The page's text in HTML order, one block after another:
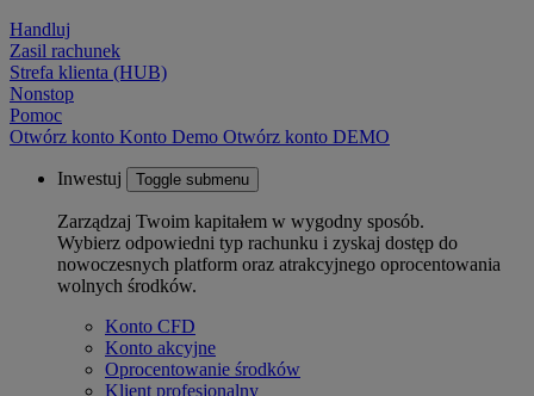
Handluj
Zasil rachunek
Strefa klienta (HUB)
Nonstop
Pomoc
Otwórz konto Konto Demo Otwórz konto DEMO
Inwestuj Toggle submenu
Zarządzaj Twoim kapitałem w wygodny sposób.
Wybierz odpowiedni typ rachunku i zyskaj dostęp do
nowoczesnych platform oraz atrakcyjnego oprocentowania
wolnych środków.
Konto CFD
Konto akcyjne
Oprocentowanie środków
Klient profesjonalny